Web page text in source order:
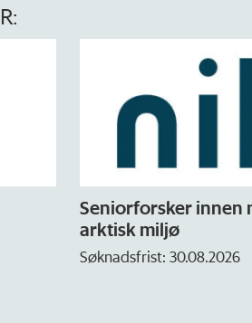
Seniorforsker innen
arktisk miljø
Søknadsfrist: 30.08.2026